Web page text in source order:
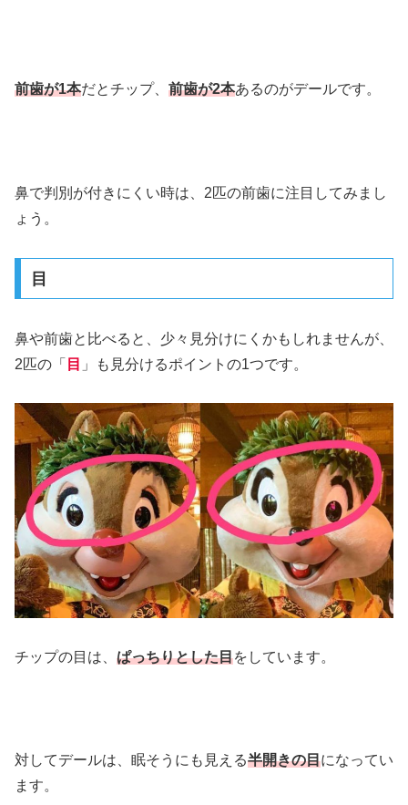
前歯が1本だとチップ、 前歯が2本あるのがデールです。
鼻で判別が付きにくい時は、2匹の前歯に注目してみまし
ょう。
目
鼻や前歯と比べると、少々見分けにくかもしれませんが、
2匹の「 目 」も見分けるポイントの1つです。
チップの目は、 ぱっちりとした目をしています。
対してデールは、眠そうにも見える半開きの目になってい
ます。